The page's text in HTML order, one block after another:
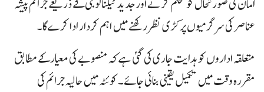
عناصر کی سرگرمیوں پر کڑی نظر رکھنے میں اہم کردار ادا کرے گا۔
متعلقہ اداروں کو ہدایت جاری کی گئی ہے کہ منصوبے کی معیار کے مطابق
مقررہ وقت میں تکمیل یقینی بنائی جائے۔ کوئٹہ میں حالیہ جرائم کی